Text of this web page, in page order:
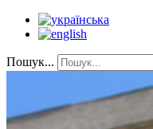
Пошук...